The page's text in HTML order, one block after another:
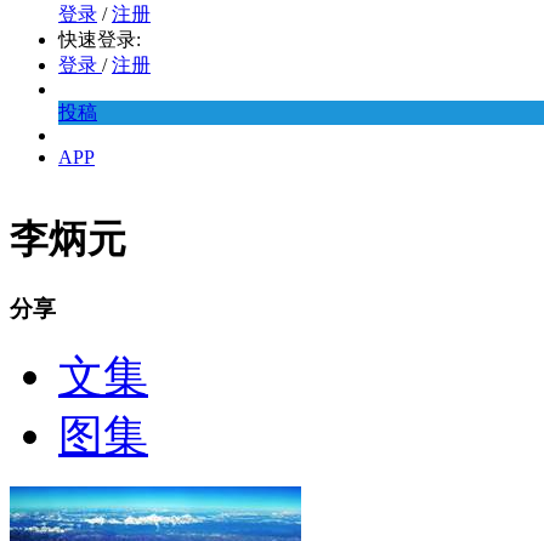
登录 / 注册
快速登录:
登录 / 注册
投稿
APP
李炳元
分享
文集
图集